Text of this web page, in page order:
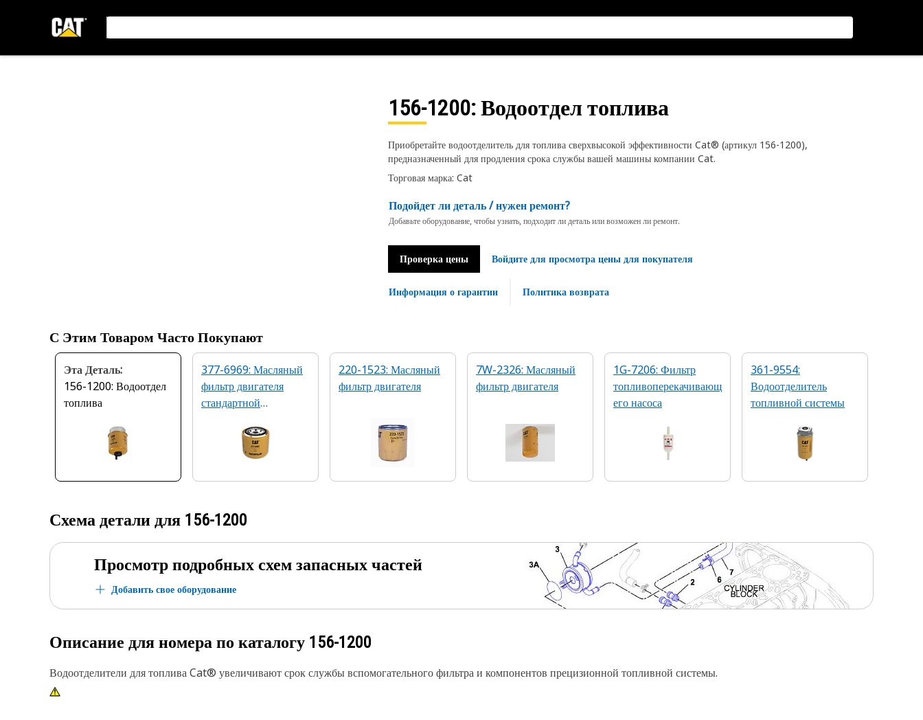
156-1200: Водоотдел топлива
Приобретайте водоотделитель для топлива сверхвысокой эффективности Cat® (артикул 156-1200),
предназначенный для продления срока службы вашей машины компании Cat.
Торговая марка: Cat
Подойдет ли деталь / нужен ремонт?
Добавьте оборудование, чтобы узнать, подходит ли деталь или возможен ли ремонт.
Проверка цены Войдите для просмотра цены для покупателя
Информация о гарантии Политика возврата
С Этим Товаром Часто Покупают
Эта Деталь:
156-1200: Водоотдел
топлива
377-6969: Масляный
фильтр двигателя
стандартной
220-1523: Масляный
фильтр двигателя
7W-2326: Масляный
фильтр двигателя
1G-7206: Фильтр
топливоперекачивающ
его насоса
361-9554:
Водоотделитель
топливной системы
Схема детали для 156-1200
Просмотр подробных схем запасных частей
Добавить свое оборудование
Описание для номера по каталогу 156-1200
Водоотделители для топлива Cat® увеличивают срок службы вспомогательного фильтра и компонентов прецизионной топливной системы.